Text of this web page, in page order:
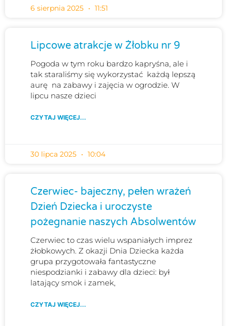
6 sierpnia 2025 11:51
Lipcowe atrakcje w Żłobku nr 9
Pogoda w tym roku bardzo kapryśna, ale i
tak staraliśmy się wykorzystać każdą lepszą
aurę na zabawy i zajęcia w ogrodzie. W
lipcu nasze dzieci
CZYTAJ WIĘCEJ...
30 lipca 2025 10:04
Czerwiec- bajeczny, pełen wrażeń
Dzień Dziecka i uroczyste
pożegnanie naszych Absolwentów
Czerwiec to czas wielu wspaniałych imprez
żłobkowych. Z okazji Dnia Dziecka każda
grupa przygotowała fantastyczne
niespodzianki i zabawy dla dzieci: był
latający smok i zamek,
CZYTAJ WIĘCEJ...